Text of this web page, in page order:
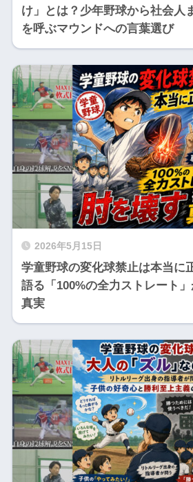
け」とは？少年野球から社会人
を呼ぶマウンドへの言葉選び
2026年5月15日
学童野球の変化球禁止は本当に
語る「100%の全力ストレート
真実